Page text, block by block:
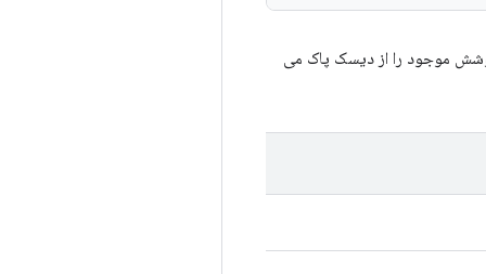
پوشش موجود را از دیسک پاک می